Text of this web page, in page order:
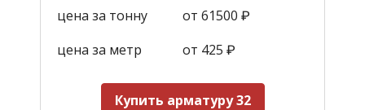
цена за тонну
от 61500 ₽
цена за метр
от 425 ₽
Купить арматуру 32